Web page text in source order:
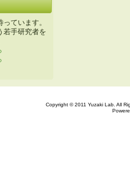
ています。
若手研究者を
Copyright © 2011 Yuzaki Lab. All